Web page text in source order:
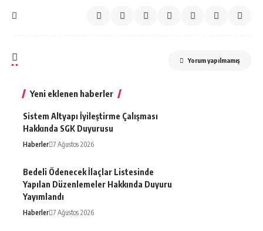
Yorum yapılmamış
Yeni eklenen haberler
Sistem Altyapı İyileştirme Çalışması
Hakkında SGK Duyurusu
Haberler 7 Ağustos 2026
Bedeli Ödenecek İlaçlar Listesinde
Yapılan Düzenlemeler Hakkında Duyuru
Yayımlandı
Haberler 7 Ağustos 2026